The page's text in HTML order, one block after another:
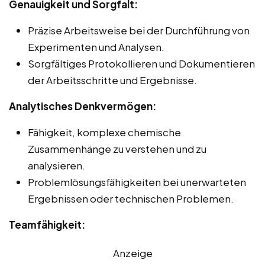
Genauigkeit und Sorgfalt:
Präzise Arbeitsweise bei der Durchführung von
Experimenten und Analysen.
Sorgfältiges Protokollieren und Dokumentieren
der Arbeitsschritte und Ergebnisse.
Analytisches Denkvermögen:
Fähigkeit, komplexe chemische
Zusammenhänge zu verstehen und zu
analysieren.
Problemlösungsfähigkeiten bei unerwarteten
Ergebnissen oder technischen Problemen.
Teamfähigkeit:
Anzeige